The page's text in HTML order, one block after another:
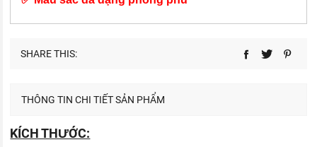
SHARE THIS:
THÔNG TIN CHI TIẾT SẢN PHẨM
KÍCH THƯỚC: